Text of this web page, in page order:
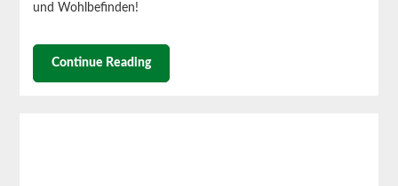
und Wohlbefinden!
Continue Reading